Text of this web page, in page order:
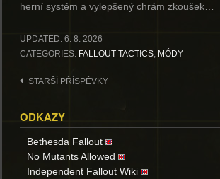
herní systém a vylepšený chrám zkoušek…
UPDATED: 6. 8. 2026
CATEGORIES: FALLOUT TACTICS, MÓDY
Navigace
příspěvky
STARŠÍ PŘÍSPĚVKY
ODKAZY
Bethesda Fallout
No Mutants Allowed
Independent Fallout Wiki